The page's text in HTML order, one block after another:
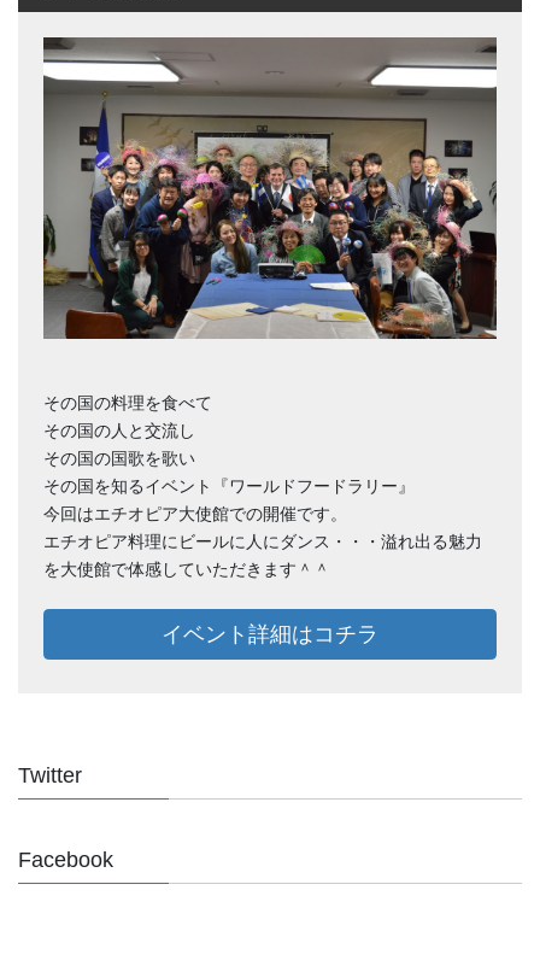
その国の料理を食べて
その国の人と交流し
その国の国歌を歌い
その国を知るイベント『ワールドフードラリー』
今回はエチオピア大使館での開催です。
エチオピア料理にビールに人にダンス・・・溢れ出る魅力
を大使館で体感していただきます＾＾
イベント詳細はコチラ
Twitter
Facebook